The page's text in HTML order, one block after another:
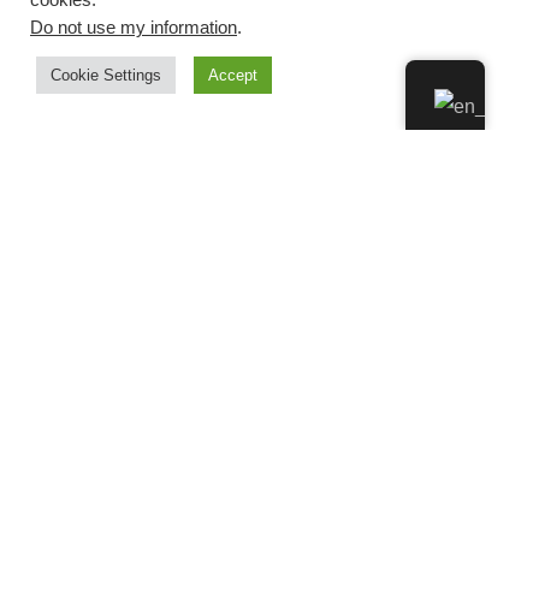
Do not use my information.
Cookie Settings Accept